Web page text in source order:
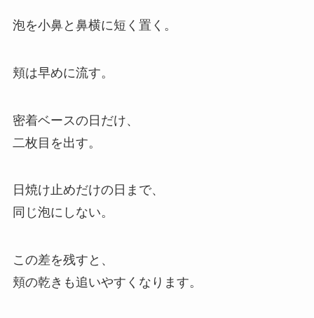
泡を小鼻と鼻横に短く置く。
頬は早めに流す。
密着ベースの日だけ、
二枚目を出す。
日焼け止めだけの日まで、
同じ泡にしない。
この差を残すと、
頬の乾きも追いやすくなります。